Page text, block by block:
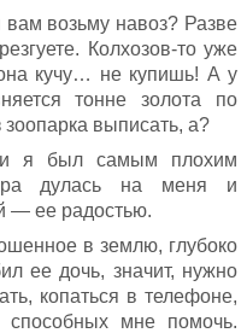
вам возьму навоз? Разве
Колхозов-то уже
кучу… не купишь! А у
тонне золота по
выписать, а?
я был самым плохим
дулась на меня и
— ее радостью.
в землю, глубоко
ее дочь, значит, нужно
копаться в телефоне,
способных мне помочь.